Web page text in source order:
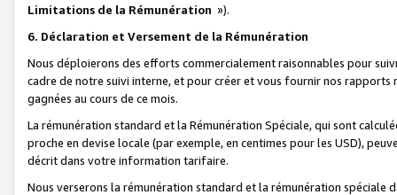
Limitations de la Rémunération »).
6. Déclaration et Versement de la Rémunération
Nous déploierons des efforts commercialement raisonnables pour
cadre de notre suivi interne, et pour créer et vous fournir nos
gagnées au cours de ce mois.
La rémunération standard et la Rémunération Spéciale, qui sont
proche en devise locale (par exemple, en centimes pour les USD),
décrit dans votre information tarifaire.
Nous verserons la rémunération standard et la rémunération spéciale